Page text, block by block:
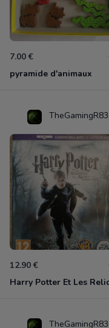
7.00 €
pyramide d'animaux
TheGamingR83
12.90 €
TheGamingR83